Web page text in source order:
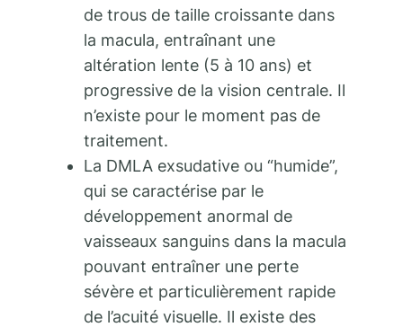
de trous de taille croissante dans
la macula, entraînant une
altération lente (5 à 10 ans) et
progressive de la vision centrale. Il
n’existe pour le moment pas de
traitement.
La DMLA exsudative ou “humide”,
qui se caractérise par le
développement anormal de
vaisseaux sanguins dans la macula
pouvant entraîner une perte
sévère et particulièrement rapide
de l’acuité visuelle. Il existe des